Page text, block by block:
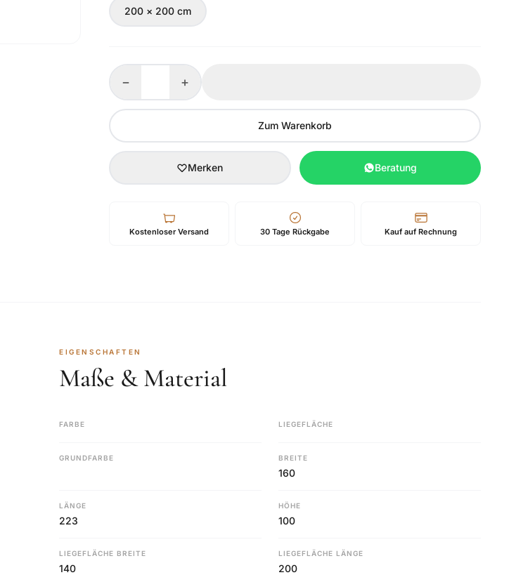
200 × 200 cm
− +
Zum Warenkorb
Merken Beratung
Kostenloser Versand 30 Tage Rückgabe Kauf auf Rechnung
EIGENSCHAFTEN
Maße & Material
FARBE LIEGEFLÄCHE
GRUNDFARBE BREITE
160
LÄNGE
223
HÖHE
100
LIEGEFLÄCHE BREITE
140
LIEGEFLÄCHE LÄNGE
200